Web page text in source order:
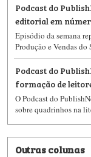
Podcast do
editorial em
Episódio da semana
Produção e Vendas
Podcast do
formação de
O Podcast do
sobre quadrinhos na
Outras colunas